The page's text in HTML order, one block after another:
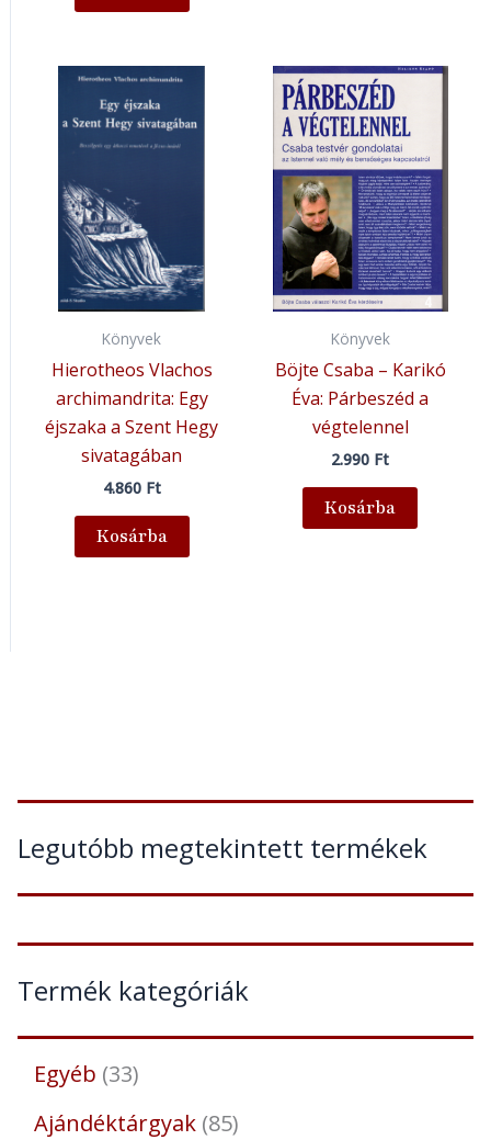
Legutóbb megtekintett termékek
Termék kategóriák
Egyéb 33
Ajándéktárgyak 85
Könyvek
Hierotheos Vlachos
archimandrita: Egy
éjszaka a Szent Hegy
sivatagában
4.860 Ft
Kosárba
Könyvek
Böjte Csaba – Karikó
Éva: Párbeszéd a
végtelennel
2.990 Ft
Kosárba